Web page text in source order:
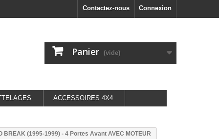
Connexion
Contactez-nous
Panier (vide)
ACCESSOIRES 4X4
BREAK (1995-1999) - 4 Portes Avant AVEC MOTEUR